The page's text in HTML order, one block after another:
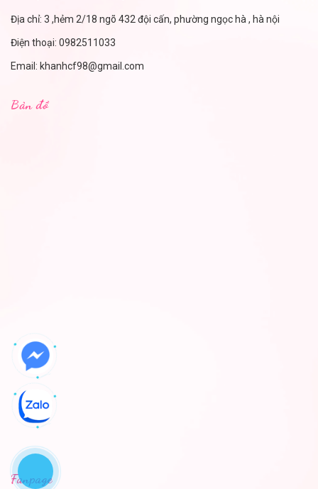
Địa chỉ: 3 ,hẻm 2/18 ngõ 432 đội cấn, phường ngọc hà , hà nội
Điện thoại: 0982511033
Email: khanhcf98@gmail.com
Bản đồ
Fanpage